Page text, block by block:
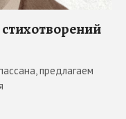
предлагаем